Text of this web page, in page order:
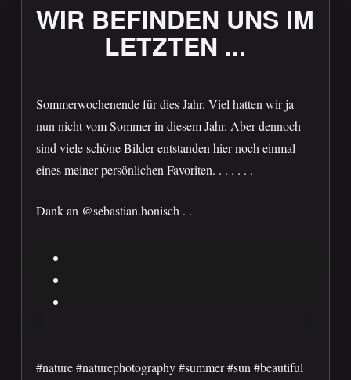
WIR BEFINDEN UNS IM
LETZTEN ...
Sommerwochenende für dies Jahr. Viel hatten wir ja
nun nicht vom Sommer in diesem Jahr. Aber dennoch
sind viele schöne Bilder entstanden hier noch einmal
eines meiner persönlichen Favoriten. . . . . . .
Dank an @sebastian.honisch . .
#nature #naturephotography #summer #sun #beautiful